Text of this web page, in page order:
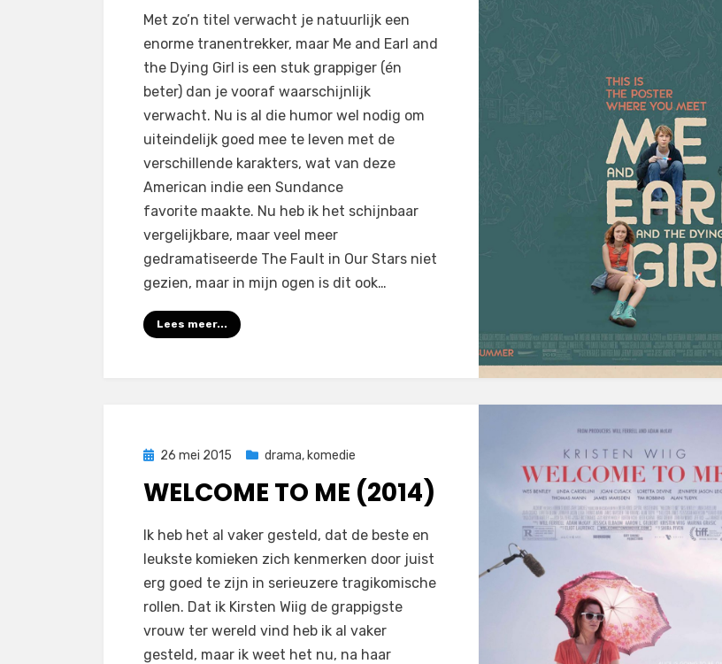
doorFilmofiel.nl
Laat een reactie achter op
Earl
the
Dying
Girl
(2015)
Met zo’n titel verwacht je natuurlijk een
enorme tranentrekker, maar Me and Earl and
the Dying Girl is een stuk grappiger (én
beter) dan je vooraf waarschijnlijk
verwacht. Nu is al die humor wel nodig om
uiteindelijk goed mee te leven met de
verschillende karakters, wat van deze
American indie een Sundance
favorite maakte. Nu heb ik het schijnbaar
vergelijkbare, maar veel meer
gedramatiseerde The Fault in Our Stars niet
gezien, maar in mijn ogen is dit ook…
Lees meer...
Geplaatst
26 mei 2015 drama, komedie
WELCOME TO ME (2014)
doorFilmofiel.nl
Laat een reactie achterop
Welcome
(2014)
Ik heb het al vaker gesteld, dat de beste en
leukste komieken zich kenmerken door juist
erg goed te zijn in serieuzere tragikomische
rollen. Dat ik Kirsten Wiig de grappigste
vrouw ter wereld vind heb ik al vaker
gesteld, maar ik weet het nu, na haar